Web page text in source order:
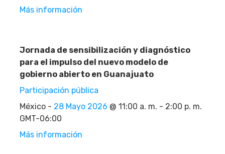
Más información
Jornada de sensibilización y diagnóstico
para el impulso del nuevo modelo de
gobierno abierto en Guanajuato
Participación pública
México - 28 Mayo 2026 @ 11:00 a. m. - 2:00 p. m.
GMT-06:00
Más información